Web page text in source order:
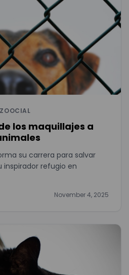
los maquillajes a
su carrera para salvar
inspirador refugio en
November 4, 2025